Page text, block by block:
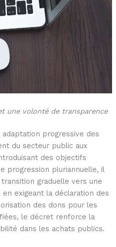
une volonté de transparence
progressive des
du secteur public aux
des objectifs
progression pluriannuelle, il
graduelle vers une
exigeant la déclaration des
des dons pour les
le décret renforce la
dans les achats publics.